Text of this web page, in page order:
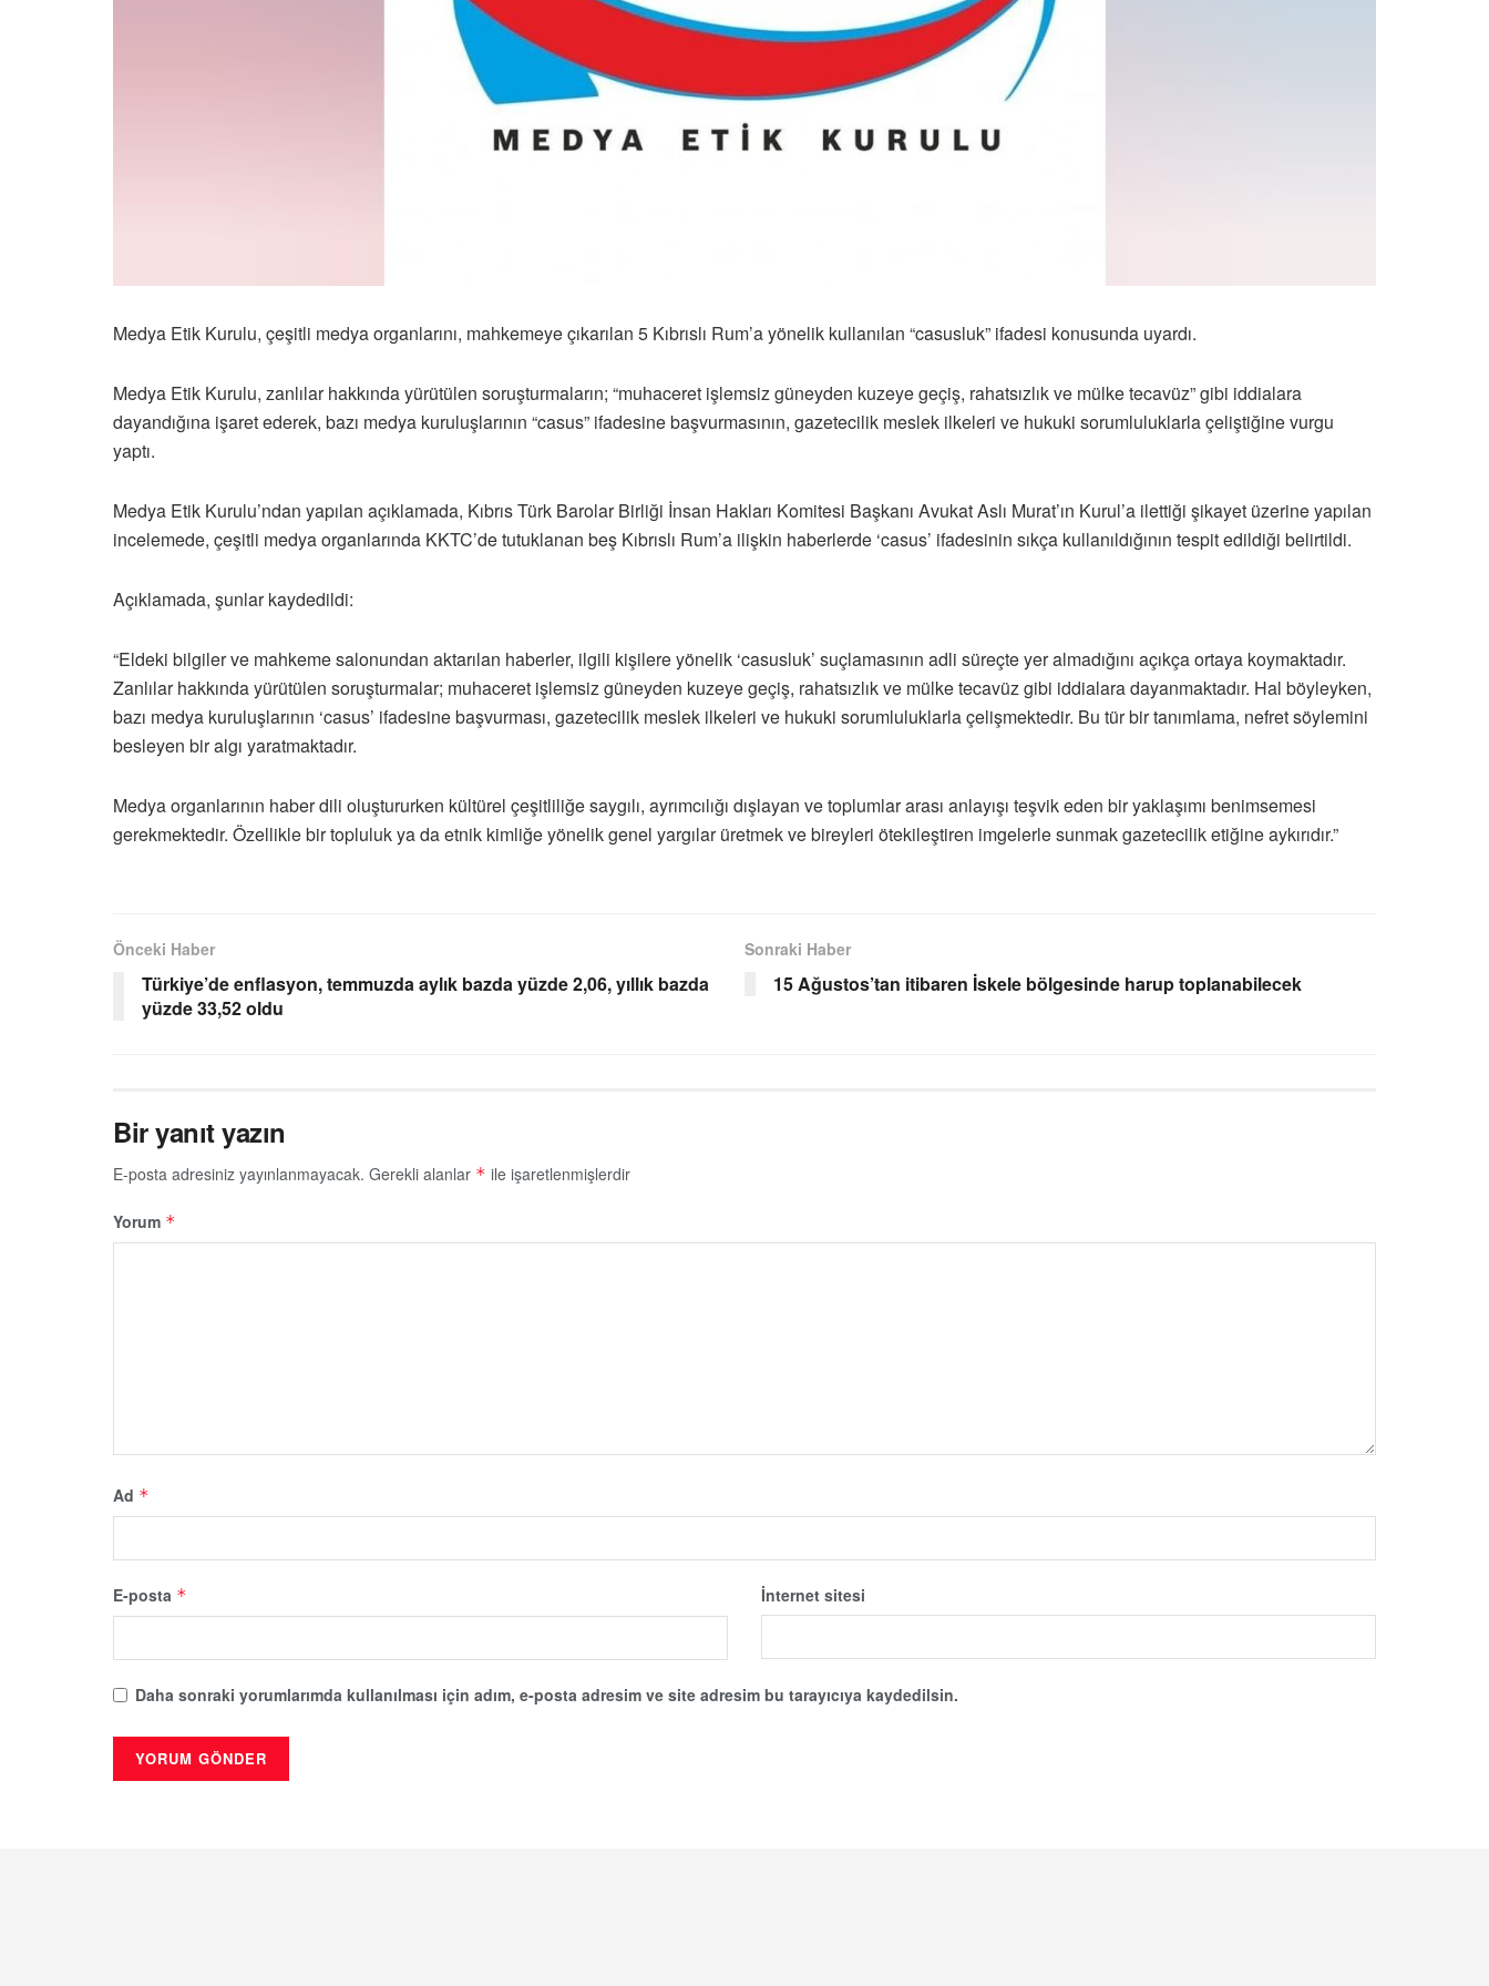
Medya Etik Kurulu, çeşitli medya organlarını, mahkemeye çıkarılan 5 Kıbrıslı Rum’a yönelik kullanılan “casusluk” ifadesi konusunda uyardı.
Medya Etik Kurulu, zanlılar hakkında yürütülen soruşturmaların; “muhaceret işlemsiz güneyden kuzeye geçiş, rahatsızlık ve mülke tecavüz” gibi iddialara
dayandığına işaret ederek, bazı medya kuruluşlarının “casus” ifadesine başvurmasının, gazetecilik meslek ilkeleri ve hukuki sorumluluklarla çeliştiğine vurgu
yaptı.
Medya Etik Kurulu’ndan yapılan açıklamada, Kıbrıs Türk Barolar Birliği İnsan Hakları Komitesi Başkanı Avukat Aslı Murat’ın Kurul’a ilettiği şikayet üzerine yapılan
incelemede, çeşitli medya organlarında KKTC’de tutuklanan beş Kıbrıslı Rum’a ilişkin haberlerde ‘casus’ ifadesinin sıkça kullanıldığının tespit edildiği belirtildi.
Açıklamada, şunlar kaydedildi:
“Eldeki bilgiler ve mahkeme salonundan aktarılan haberler, ilgili kişilere yönelik ‘casusluk’ suçlamasının adli süreçte yer almadığını açıkça ortaya koymaktadır.
Zanlılar hakkında yürütülen soruşturmalar; muhaceret işlemsiz güneyden kuzeye geçiş, rahatsızlık ve mülke tecavüz gibi iddialara dayanmaktadır. Hal böyleyken,
bazı medya kuruluşlarının ‘casus’ ifadesine başvurması, gazetecilik meslek ilkeleri ve hukuki sorumluluklarla çelişmektedir. Bu tür bir tanımlama, nefret söylemini
besleyen bir algı yaratmaktadır.
Medya organlarının haber dili oluştururken kültürel çeşitliliğe saygılı, ayrımcılığı dışlayan ve toplumlar arası anlayışı teşvik eden bir yaklaşımı benimsemesi
gerekmektedir. Özellikle bir topluluk ya da etnik kimliğe yönelik genel yargılar üretmek ve bireyleri ötekileştiren imgelerle sunmak gazetecilik etiğine aykırıdır.”
Önceki Haber
Türkiye’de enflasyon, temmuzda aylık bazda yüzde 2,06, yıllık bazda
yüzde 33,52 oldu
Sonraki Haber
15 Ağustos’tan itibaren İskele bölgesinde harup toplanabilecek
Bir yanıt yazın
E-posta adresiniz yayınlanmayacak. Gerekli alanlar * ile işaretlenmişlerdir
Yorum *
Ad *
E-posta * İnternet sitesi
Daha sonraki yorumlarımda kullanılması için adım, e-posta adresim ve site adresim bu tarayıcıya kaydedilsin.